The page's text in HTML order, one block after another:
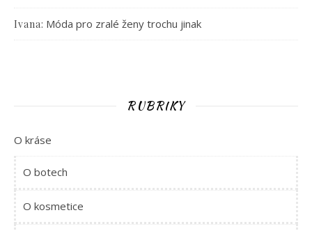
Ivana: Móda pro zralé ženy trochu jinak
RUBRIKY
O kráse
O botech
O kosmetice